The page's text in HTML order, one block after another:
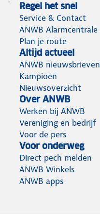
Regel het snel
Service & Contact
ANWB Alarmcentrale
Plan je route
Altijd actueel
ANWB nieuwsbrieven
Kampioen
Nieuwsoverzicht
Over ANWB
Werken bij ANWB
Vereniging en bedrijf
Voor de pers
Voor onderweg
Direct pech melden
ANWB Winkels
ANWB apps